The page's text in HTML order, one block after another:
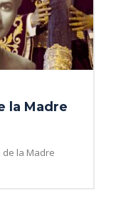
la Madre
de la Madre